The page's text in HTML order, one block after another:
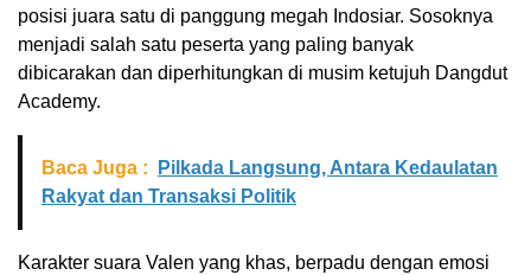
posisi juara satu di panggung megah Indosiar. Sosoknya
menjadi salah satu peserta yang paling banyak
dibicarakan dan diperhitungkan di musim ketujuh Dangdut
Academy.
Baca Juga :
Pilkada Langsung, Antara Kedaulatan
Rakyat dan Transaksi Politik
Karakter suara Valen yang khas, berpadu dengan emosi